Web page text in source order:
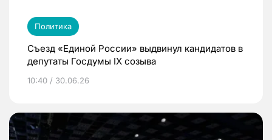
Политика
Съезд «Единой России» выдвинул кандидатов в
депутаты Госдумы IX созыва
10:40 / 30.06.26